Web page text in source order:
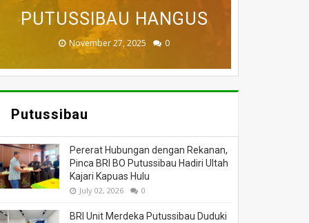
DUNIA
July 05, 2026 0
PUTUSSIBAU HANGUS
November 27, 2025 0
BADAU BERI BANTUAN
March 26, 2025 0
DILALAP API
March 13, 2025 0
MASSA
February 18, 2025 0
Putussibau
Pererat Hubungan dengan Rekanan,
Pinca BRI BO Putussibau Hadiri Ultah
Kajari Kapuas Hulu
July 02, 2026 0
BRI Unit Merdeka Putussibau Duduki